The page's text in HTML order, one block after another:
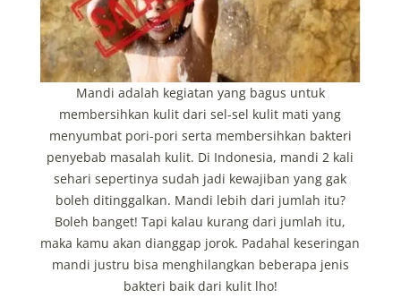
Mandi adalah kegiatan yang bagus untuk
membersihkan kulit dari sel-sel kulit mati yang
menyumbat pori-pori serta membersihkan bakteri
penyebab masalah kulit. Di Indonesia, mandi 2 kali
sehari sepertinya sudah jadi kewajiban yang gak
boleh ditinggalkan. Mandi lebih dari jumlah itu?
Boleh banget! Tapi kalau kurang dari jumlah itu,
maka kamu akan dianggap jorok. Padahal keseringan
mandi justru bisa menghilangkan beberapa jenis
bakteri baik dari kulit lho!